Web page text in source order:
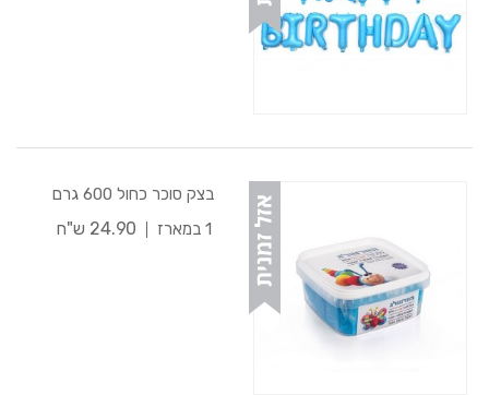
בצק סוכר כחול 600 גרם
1 במארז
24.90 ש"ח